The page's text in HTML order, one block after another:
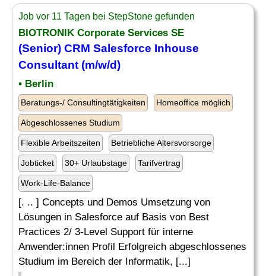
Job vor 11 Tagen bei StepStone gefunden
BIOTRONIK Corporate Services SE
(Senior) CRM Salesforce Inhouse
Consultant (m/w/d)
• Berlin
Beratungs-/ Consultingtätigkeiten Homeoffice möglich
Abgeschlossenes Studium
Flexible Arbeitszeiten Betriebliche Altersvorsorge
Jobticket 30+ Urlaubstage Tarifvertrag
Work-Life-Balance
[. .. ] Concepts und Demos Umsetzung von
Lösungen in Salesforce auf Basis von Best
Practices 2/ 3-Level Support für interne
Anwender:innen Profil Erfolgreich abgeschlossenes
Studium im Bereich der Informatik, [...]